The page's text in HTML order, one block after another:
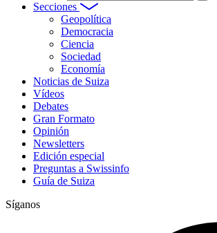
Secciones
Geopolítica
Democracia
Ciencia
Sociedad
Economía
Noticias de Suiza
Vídeos
Debates
Gran Formato
Opinión
Newsletters
Edición especial
Preguntas a Swissinfo
Guía de Suiza
Síganos